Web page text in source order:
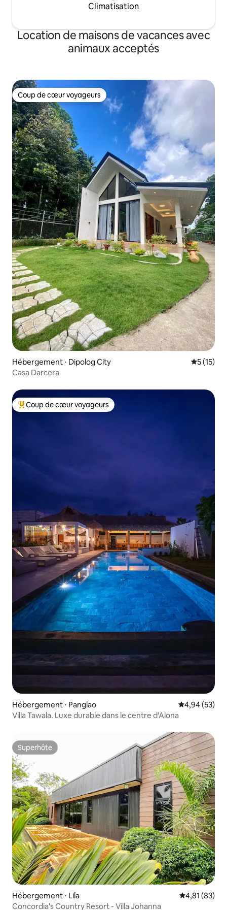
Climatisation
Location de maisons de vacances avec
animaux acceptés
Coup de cœur voyageurs
Coup de cœur voyageurs
Hébergement ⋅ Dipolog City
5 (15)
Casa Darcera
Coups de cœur voyageurs les plus appréciés
Coup de cœur voyageurs
Hébergement ⋅ Panglao Évaluation
4,94 (53)
Villa Tawala. Luxe durable dans le centre d'Alona
Superhôte
Superhôte
Hébergement ⋅ Lila Évaluation
4,81 (83)
Concordia's Country Resort - Villa Johanna